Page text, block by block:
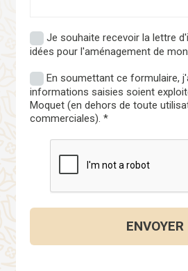
Je souhaite recevoir la lettre
idées pour l'aménagement de
En soumettant ce formulaire,
informations saisies soient
Moquet (en dehors de toute
commerciales). *